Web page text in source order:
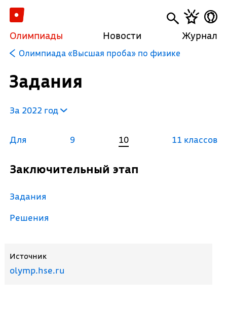
Олимпиады Новости Журнал
Олимпиада «Высшая проба» по физике
Задания
За 2022 год
Для 9 10 11 классов
Заключительный этап
Задания
Решения
Источник
olymp.hse.ru